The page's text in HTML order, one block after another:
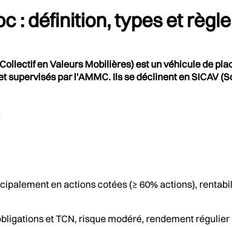
: définition, types et
en Valeurs Mobilières) est un véhicule de
supervisés par l'AMMC. Ils se déclinent en SICAV
en actions cotées (≥ 60% actions),
et TCN, risque modéré, rendement régulier